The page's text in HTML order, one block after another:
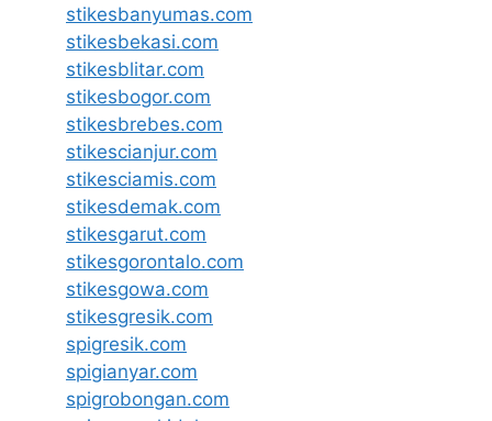
stikesbanyumas.com
stikesbekasi.com
stikesblitar.com
stikesbogor.com
stikesbrebes.com
stikescianjur.com
stikesciamis.com
stikesdemak.com
stikesgarut.com
stikesgorontalo.com
stikesgowa.com
stikesgresik.com
spigresik.com
spigianyar.com
spigrobongan.com